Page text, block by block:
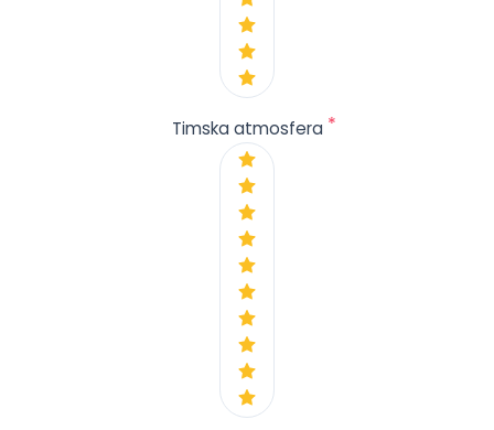
Timska atmosfera *